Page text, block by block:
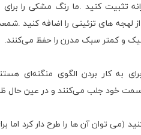
تثبیت کنید.ما رنگ مشکی را برای
لهجه های تزئینی را اضافه کنید.
و کمتر سبک مدرن را حفظ می‌کنند.
به کار بردن الگوی منگنه‌ای
خود جلب می‌کنند و در عین حال
توان آن ها را طرح دار کرد اما